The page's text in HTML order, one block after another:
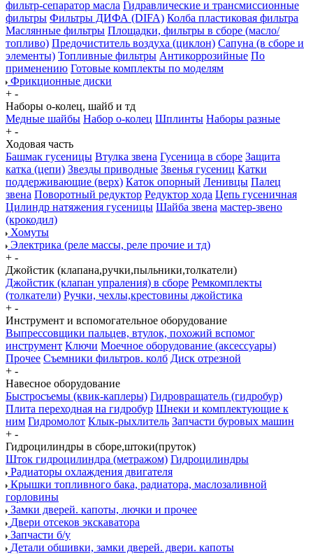
фильтр-сепаратор масла Гидравлические и трансмиссионные
фильтры Фильтры ДИФА (DIFA) Колба пластиковая фильтра
Маслянные фильтры Площадки, фильтры в сборе (масло/
топливо) Предочиститель воздуха (циклон) Сапуна (в сборе и
элементы) Топливные фильтры Антикоррозийные По
применению Готовые комплекты по моделям
Фрикционные диски
+ -
Наборы о-колец, шайб и тд
Медные шайбы Набор о-колец Шплинты Наборы разные
+ -
Ходовая часть
Башмак гусеницы Втулка звена Гусеница в сборе Защита
катка (цепи) Звезды приводные Звенья гусениц Катки
поддерживающие (верх) Каток опорный Ленивцы Палец
звена Поворотный редуктор Редуктор хода Цепь гусеничная
Цилиндр натяжения гусеницы Шайба звена мастер-звено
(крокодил)
Хомуты
Электрика (реле массы, реле прочие и тд)
+ -
Джойстик (клапана,ручки,пыльники,толкатели)
Джойстик (клапан упраления) в сборе Ремкомплекты
(толкатели) Ручки, чехлы,крестовины джойстика
+ -
Инструмент и вспомогательное оборудование
Выпрессовщики пальцев, втулок, похожий вспомог
инструмент Ключи Моечное оборудование (аксессуары)
Прочее Съемники фильтров. колб Диск отрезной
+ -
Навесное оборудование
Быстросъемы (квик-каплеры) Гидровращатель (гидробур)
Плита переходная на гидробур Шнеки и комплектующие к
ним Гидромолот Клык-рыхлитель Запчасти буровых машин
+ -
Гидроцилиндры в сборе,штоки(пруток)
Шток гидроцилиндра (метражом) Гидроцилиндры
Радиаторы охлаждения двигателя
Крышки топливного бака, радиатора, маслозаливной
горловины
Замки дверей. капоты, лючки и прочее
Двери отсеков экскаватора
Запчасти б/у
Детали обшивки, замки дверей. двери. капоты